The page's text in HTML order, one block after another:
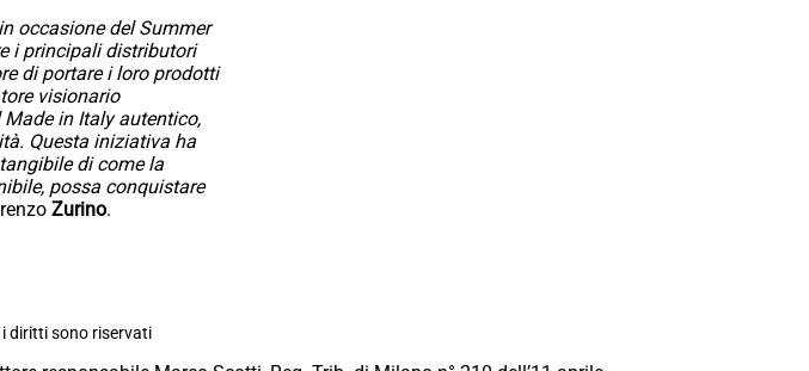
occasione del Summer
i principali distributori
di portare i loro prodotti
visionario
in Italy autentico,
Questa iniziativa ha
di come la
possa conquistare
Zurino.
diritti sono riservati